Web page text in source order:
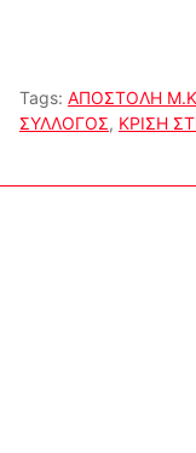
Tags: ΑΠΟΣΤΟΛΗ
ΣΥΛΛΟΓΟΣ, ΚΡΙΣΗ